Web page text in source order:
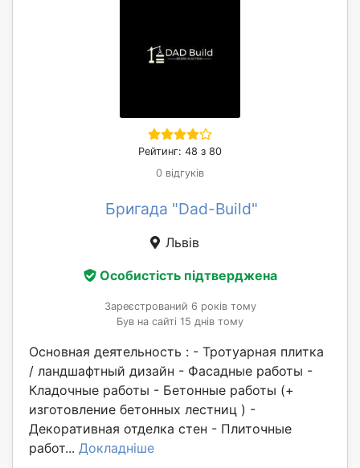
Рейтинг: 48 з 80
0 відгуків
Бригада "Dad-Build"
Львів
Особистість підтверджена
Зареєстрований 6 років тому
Був на сайті 15 днів тому
Основная деятельность : - Тротуарная плитка
/ ландшафтный дизайн - Фасадные работы -
Кладочные работы - Бетонные работы (+
изготовление бетонных лестниц ) -
Декоративная отделка стен - Плиточные
работ... Докладніше